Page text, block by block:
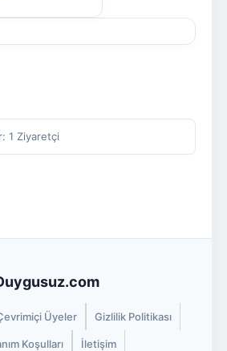
1 Ziyaretçi
Üyeler Gizlilik Politikası
Koşulları İletişim